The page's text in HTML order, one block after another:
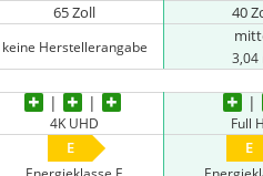
65 Zoll 40
keine Herstellerangabe
3,04
4K UHD Full
E E